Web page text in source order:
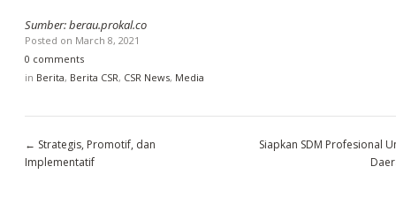
Sumber: berau.prokal.co
Posted on March 8, 2021
0 comments
in Berita, Berita CSR, CSR News, Media
← Strategis, Promotif, dan
Implementatif
Siapkan SDM Profesional